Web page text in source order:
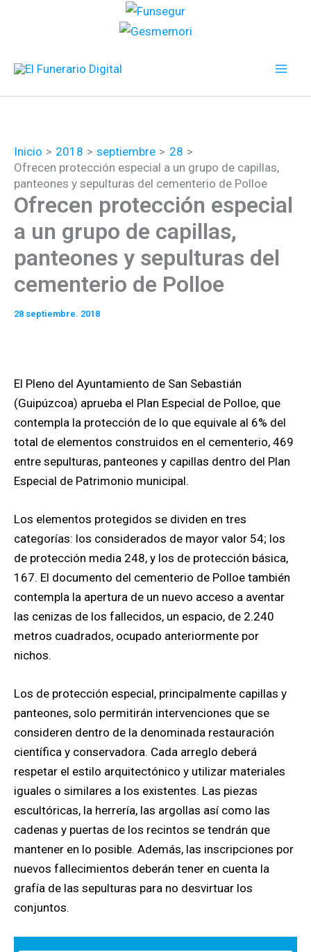
Inicio 2018 septiembre
28
Ofrecen protección especial a un grupo de capillas,
panteones y sepulturas del cementerio de Polloe
Ofrecen protección especial
a un grupo de capillas,
panteones y sepulturas del
cementerio de Polloe
28 septiembre. 2018
El Pleno del Ayuntamiento de San Sebastián
(Guipúzcoa) aprueba el Plan Especial de Polloe, que
contempla la protección de lo que equivale al 6% del
total de elementos construidos en el cementerio, 469
entre sepulturas, panteones y capillas dentro del Plan
Especial de Patrimonio municipal.
Los elementos protegidos se dividen en tres
categorías: los considerados de mayor valor 54; los
de protección media 248, y los de protección básica,
167. El documento del cementerio de Polloe también
contempla la apertura de un nuevo acceso a aventar
las cenizas de los fallecidos, un espacio, de 2.240
metros cuadrados, ocupado anteriormente por
nichos.
Los de protección especial, principalmente capillas y
panteones, solo permitirán intervenciones que se
consideren dentro de la denominada restauración
científica y conservadora. Cada arreglo deberá
respetar el estilo arquitectónico y utilizar materiales
iguales o similares a los existentes. Las piezas
escultóricas, la herrería, las argollas así como las
cadenas y puertas de los recintos se tendrán que
mantener en lo posible. Además, las inscripciones por
nuevos fallecimientos deberán tener en cuenta la
grafía de las sepulturas para no desvirtuar los
conjuntos.